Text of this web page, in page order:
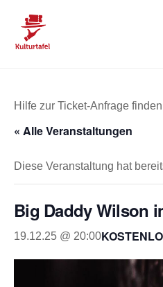
content
Hilfe zur Ticket-Anfrage
« Alle Veranstaltungen
Diese Veranstaltung hat
Big Daddy Wilson
19.12.25 @ 20:00